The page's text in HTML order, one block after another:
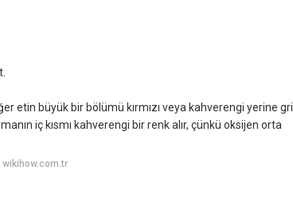
etin büyük bir bölümü kırmızı veya kahverengi yerine gri
iç kısmı kahverengi bir renk alır, çünkü oksijen orta
wikihow.com.tr